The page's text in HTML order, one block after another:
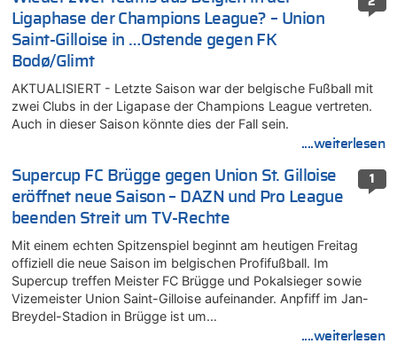
Ligaphase der Champions League? – Union
Saint-Gilloise in …Ostende gegen FK
Bodø/Glimt
AKTUALISIERT - Letzte Saison war der belgische Fußball mit
zwei Clubs in der Ligapase der Champions League vertreten.
Auch in dieser Saison könnte dies der Fall sein.
....weiterlesen
1
Supercup FC Brügge gegen Union St. Gilloise
eröffnet neue Saison – DAZN und Pro League
beenden Streit um TV-Rechte
Mit einem echten Spitzenspiel beginnt am heutigen Freitag
offiziell die neue Saison im belgischen Profifußball. Im
Supercup treffen Meister FC Brügge und Pokalsieger sowie
Vizemeister Union Saint-Gilloise aufeinander. Anpfiff im Jan-
Breydel-Stadion in Brügge ist um…
....weiterlesen